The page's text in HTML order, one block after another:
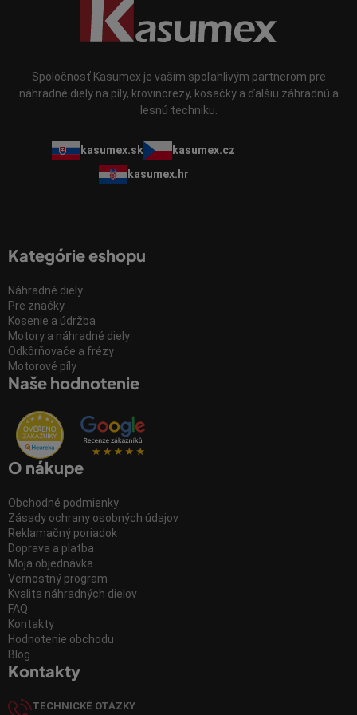
Spoločnosť Kasumex je vaším spoľahlivým partnerom pre
náhradné diely na píly, krovinorezy, kosačky a ďalšiu záhradnú a
lesnú techniku.
kasumex.sk
kasumex.cz
kasumex.hr
Kategórie eshopu
Náhradné diely
Pre značky
Kosenie a údržba
Motory a náhradné diely
Odkôrňovače a frézy
Motorové píly
Naše hodnotenie
O nákupe
Obchodné podmienky
Zásady ochrany osobných údajov
Reklamačný poriadok
Doprava a platba
Moja objednávka
Vernostný program
Kvalita náhradných dielov
FAQ
Kontakty
Hodnotenie obchodu
Blog
Kontakty
TECHNICKÉ OTÁZKY